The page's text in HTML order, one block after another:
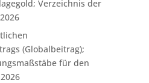
Verzeichnis der
(Globalbeitrag);
für den